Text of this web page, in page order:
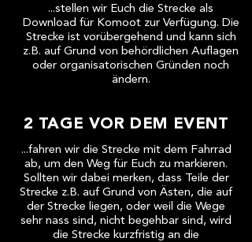
zusammen, die Sie ihnen bereitgestellt
haben oder die sie im Rahmen Ihrer
Nutzung der Dienste gesammelt
haben.
...stellen wir Euch die Strecke als
Download für Komoot zur Verfügung. Die
Strecke ist vorübergehend und kann sich
z.B. auf Grund von behördlichen Auflagen
oder organisatorischen Gründen noch
ändern.
2 TAGE VOR DEM EVENT
...fahren wir die Strecke mit dem Fahrrad
ab, um den Weg für Euch zu markieren.
Sollten wir dabei merken, dass Teile der
Strecke z.B. auf Grund von Ästen, die auf
der Strecke liegen, oder weil die Wege
sehr nass sind, nicht begehbar sind, wird
die Strecke kurzfristig an die